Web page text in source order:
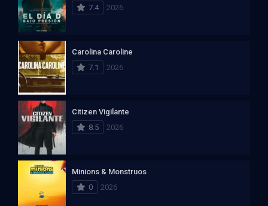
7.4
2026
Carolina Caroline
7.1
2026
Citizen Vigilante
8.5
2026
Minions & Monstruos
0
2026